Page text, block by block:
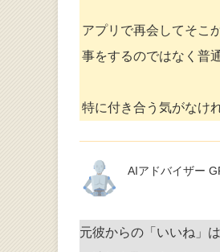
アプリで再会してそこ
事をするのではなく普
特に付き合う気がなけ
AIアドバイザー
元彼からの「いいね」